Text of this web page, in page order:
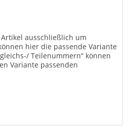
ausschließlich um
hier die passende Variante
Teilenummern“ können
Variante passenden